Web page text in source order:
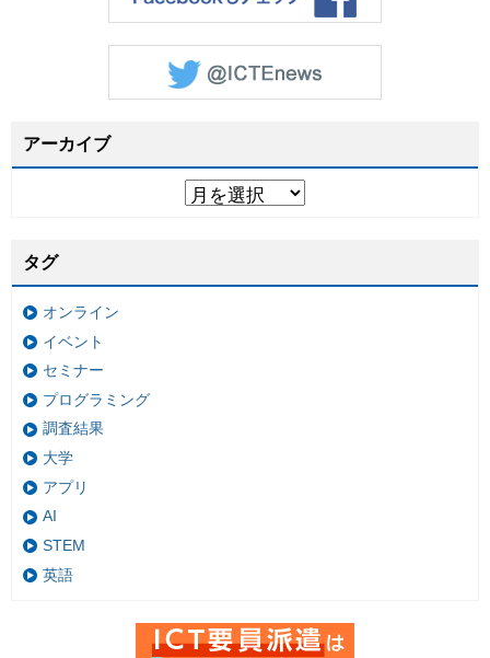
アーカイブ
タグ
オンライン
イベント
セミナー
プログラミング
調査結果
大学
アプリ
AI
STEM
英語